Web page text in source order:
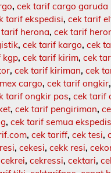
, cek tarif cargo garuda
tarif ekspedisi, cek tarif
herona, cek tarif
, cek tarif kargo, cek
kgp, cek tarif kirim, cek
, cek tarif kiriman, cek
cargo, cek tarif ongkir,
tarif ongkir pos, cek tarif
, cek tarif pengiriman,
, cek tarif semua
, cek tariff, cek tesi,
, cekesi, cekk resi,
cekrei, cekressi, cektari,